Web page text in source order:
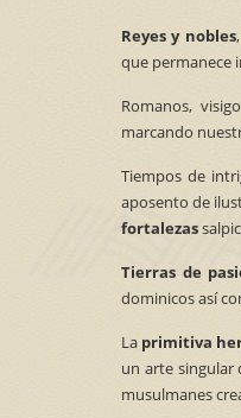
Reyes y nobles
que permanece
Romanos,
marcando
Tiempos de
aposento de
fortalezas
Tierras de
dominicos así
La primitiva
un arte singular
musulmanes